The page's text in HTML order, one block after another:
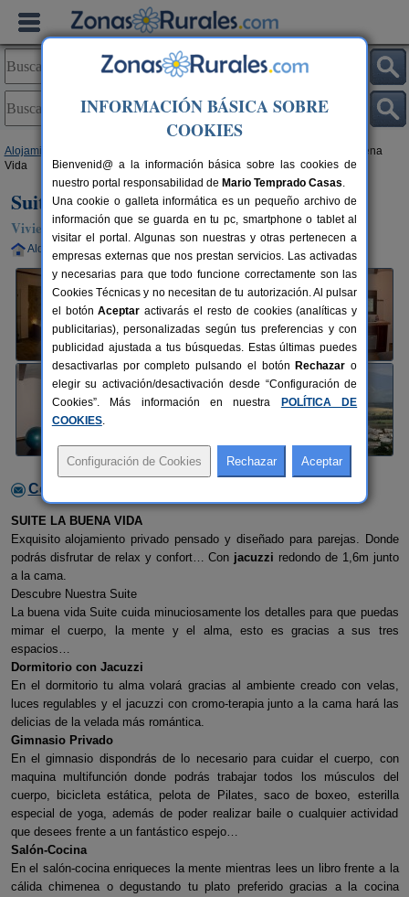
Alojamientos
> Suite La Buena
Vida
Suite La Buena Vida
Vivienda turística en Benalup-Casas Viejas (Cádiz)
Alquiler completo 63 km de Cádiz
Contactar con el alojamiento
SUITE LA BUENA VIDA
Exquisito alojamiento privado pensado y diseñado para parejas. Donde
podrás disfrutar de relax y confort… Con jacuzzi redondo de 1,6m junto
a la cama.
Descubre Nuestra Suite
La buena vida Suite cuida minuciosamente los detalles para que puedas
mimar el cuerpo, la mente y el alma, esto es gracias a sus tres
espacios…
Dormitorio con Jacuzzi
En el dormitorio tu alma volará gracias al ambiente creado con velas,
luces regulables y el jacuzzi con cromo-terapia junto a la cama hará las
delicias de la velada más romántica.
Gimnasio Privado
En el gimnasio dispondrás de lo necesario para cuidar el cuerpo, con
maquina multifunción donde podrás trabajar todos los músculos del
cuerpo, bicicleta estática, pelota de Pilates, saco de boxeo, esterilla
especial de yoga, además de poder realizar baile o cualquier actividad
que desees frente a un fantástico espejo…
Salón-Cocina
En el salón-cocina enriqueces la mente mientras lees un libro frente a la
cálida chimenea o degustando tu plato preferido gracias a la cocina
INFORMACIÓN BÁSICA SOBRE
COOKIES
Bienvenid@ a la información básica sobre las cookies de
nuestro portal responsabilidad de Mario Temprado Casas.
Una cookie o galleta informática es un pequeño archivo de
información que se guarda en tu pc, smartphone o tablet al
visitar el portal. Algunas son nuestras y otras pertenecen a
empresas externas que nos prestan servicios. Las activadas
y necesarias para que todo funcione correctamente son las
Cookies Técnicas y no necesitan de tu autorización. Al pulsar
el botónAceptar activarás el resto de cookies (analíticas y
publicitarias), personalizadas según tus preferencias y con
publicidad ajustada a tus búsquedas. Estas últimas puedes
desactivarlas por completo pulsando el botón Rechazar o
elegir su activación/desactivación desde “Configuración de
Cookies”. Más información en nuestra
POLÍTICA DE
COOKIES.